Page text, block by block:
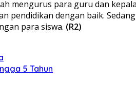
para guru dan
pendidikan dengan baik.
para siswa. (R2)
5 Tahun